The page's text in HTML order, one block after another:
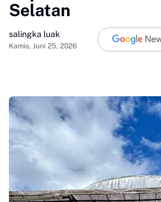
Selatan
salingka luak
Kamis, Juni 25, 2026